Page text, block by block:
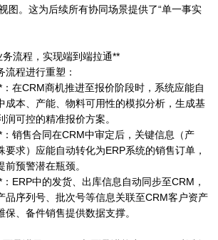
图。这为后续所有协同场景提供了“单一事实
流程，实现端到端拉通**
程进行重塑：
在CRM商机推进至报价阶段时，系统应能自
成本、产能、物料可用性的模拟分析，生成基
可控的精准报价方案。
销售合同在CRM中审定后，关键信息（产
要求）应能自动转化为ERP系统的销售订单，
预警潜在瓶颈。
ERP中的发货、出库信息自动同步至CRM，
品序列号、批次号等信息关联至CRM客户资产
、备件销售提供数据支撑。